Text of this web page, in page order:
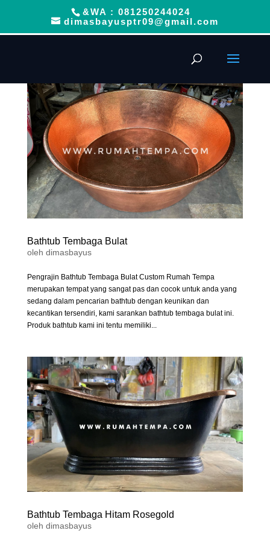
&WA : 081250244024
dimasbayusptr09@gmail.com
Bathtub Tembaga Bulat
oleh dimasbayus
Pengrajin Bathtub Tembaga Bulat Custom Rumah Tempa
merupakan tempat yang sangat pas dan cocok untuk anda yang
sedang dalam pencarian bathtub dengan keunikan dan
kecantikan tersendiri, kami sarankan bathtub tembaga bulat ini.
Produk bathtub kami ini tentu memiliki...
Bathtub Tembaga Hitam Rosegold
oleh dimasbayus